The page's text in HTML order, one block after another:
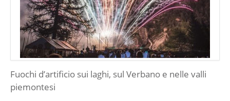
Fuochi d’artificio sui laghi, sul Verbano e nelle valli
piemontesi